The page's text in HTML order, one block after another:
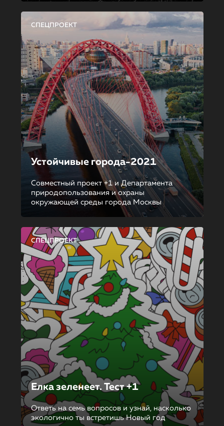
СПЕЦПРОЕКТ
Устойчивые города-2021
Совместный проект +1 и Департамента
природопользования и охраны
окружающей среды города Москвы
СПЕЦПРОЕКТ
Елка зеленеет. Тест +1
Ответь на семь вопросов и узнай, насколько
экологично ты встретишь Новый год